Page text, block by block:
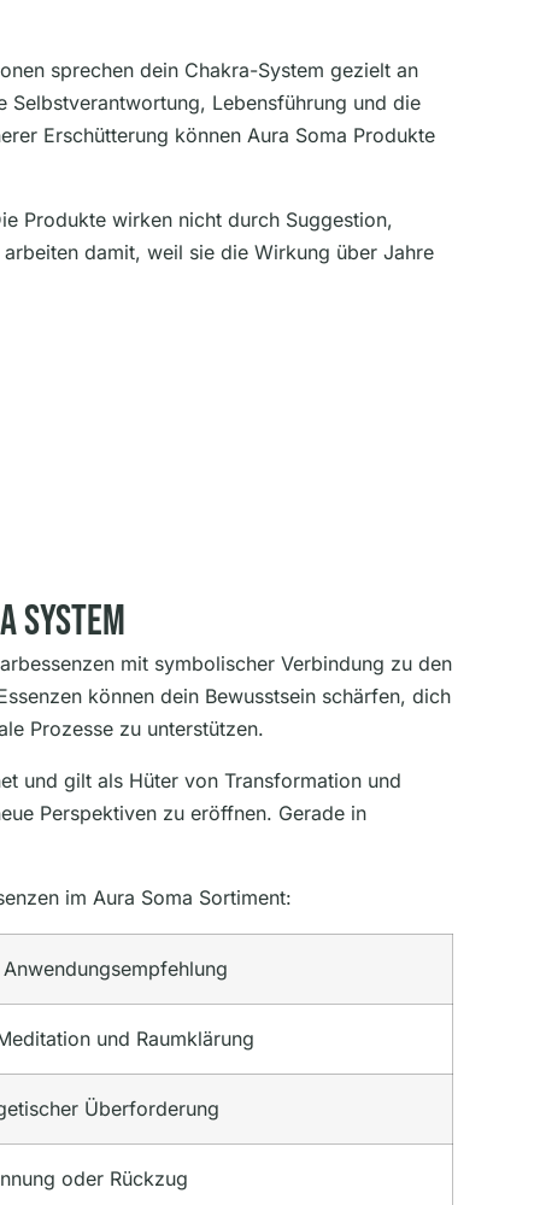
sprechen dein Chakra-System gezielt an
Selbstverantwortung, Lebensführung und die
Erschütterung können Aura Soma Produkte
Produkte wirken nicht durch Suggestion,
damit, weil sie die Wirkung über Jahre
System
mit symbolischer Verbindung zu den
können dein Bewusstsein schärfen, dich
Prozesse zu unterstützen.
und gilt als Hüter von Transformation und
Perspektiven zu eröffnen. Gerade in
im Aura Soma Sortiment:
Anwendungsempfehlung
und Raumklärung
Überforderung
oder Rückzug